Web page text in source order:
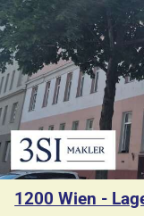
1200 Wien -